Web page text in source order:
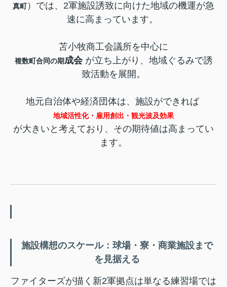
真町）では、2軍施設誘致に向けた地域の機運が急
速に高まっています。
苫小牧商工会議所を中心に
複数町合同の期成会が立ち上がり、地域ぐるみで誘
致活動を展開。
地元自治体や経済団体は、施設ができれば
地域活性化・雇用創出・観光波及効果
が大きいと考えており、その期待値は高まってい
ます。
施設構想のスケール：球場・寮・商業施設まで
を見据える
ファイターズが描く新2軍拠点は単なる練習場では